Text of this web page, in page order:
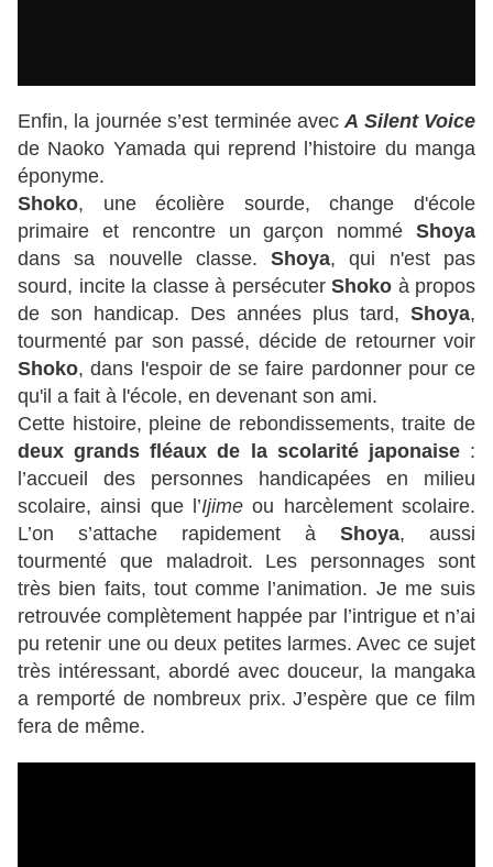
Enfin, la journée s’est terminée avecA Silent Voice
de Naoko Yamada qui reprend l’histoire du manga
éponyme.
Shoko, une écolière sourde, change d'école
primaire et rencontre un garçon nommé Shoya
dans sa nouvelle classe.Shoya, qui n'est pas
sourd, incite la classe à persécuter Shoko à propos
de son handicap. Des années plus tard, Shoya,
tourmenté par son passé, décide de retourner voir
Shoko, dans l'espoir de se faire pardonner pour ce
qu'il a fait à l'école, en devenant son ami.
Cette histoire, pleine de rebondissements, traite de
deux grands fléaux de la scolarité japonaise:
l’accueil des personnes handicapées en milieu
scolaire, ainsi que l’Ijime ou harcèlement scolaire.
L’on s’attache rapidement à Shoya, aussi
tourmenté que maladroit. Les personnages sont
très bien faits, tout comme l’animation. Je me suis
retrouvée complètement happée par l’intrigue et n’ai
pu retenir une ou deux petites larmes. Avec ce sujet
très intéressant, abordé avec douceur, la mangaka
a remporté de nombreux prix. J’espère que ce film
fera de même.